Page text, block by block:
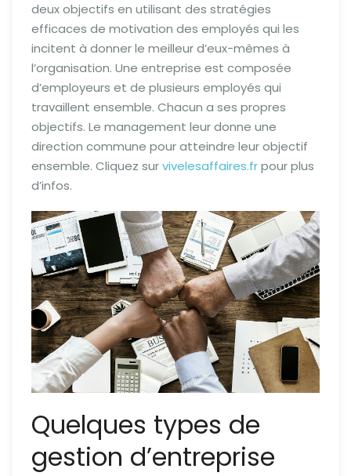
deux objectifs en utilisant des stratégies
efficaces de motivation des employés qui les
incitent à donner le meilleur d’eux-mêmes à
l’organisation. Une entreprise est composée
d’employeurs et de plusieurs employés qui
travaillent ensemble. Chacun a ses propres
objectifs. Le management leur donne une
direction commune pour atteindre leur objectif
ensemble. Cliquez survivelesaffaires.frpour plus
d’infos.
Quelques types de
gestion d’entreprise